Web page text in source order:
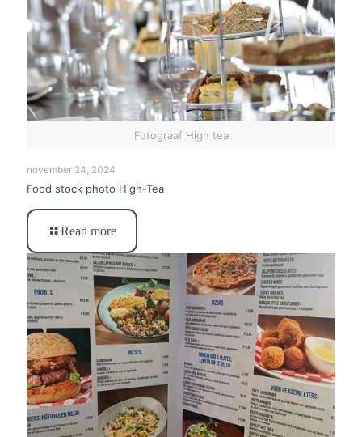
Fotograaf High tea
november 24, 2024
Food stock photo High-Tea
Read more